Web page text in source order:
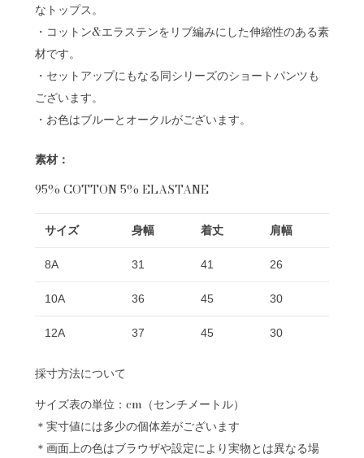
なトップス。
・コットン&エラステンをリブ編みにした伸縮性のある素
材です。
・セットアップにもなる同シリーズのショートパンツも
ございます。
・お色はブルーとオークルがございます。
素材：
95% COTTON 5% ELASTANE
サイズ 身幅 着丈 肩幅
8A 31 41 26
10A 36 45 30
12A 37 45 30
採寸方法について
サイズ表の単位：cm（センチメートル）
＊実寸値には多少の個体差がございます
＊画面上の色はブラウザや設定により実物とは異なる場